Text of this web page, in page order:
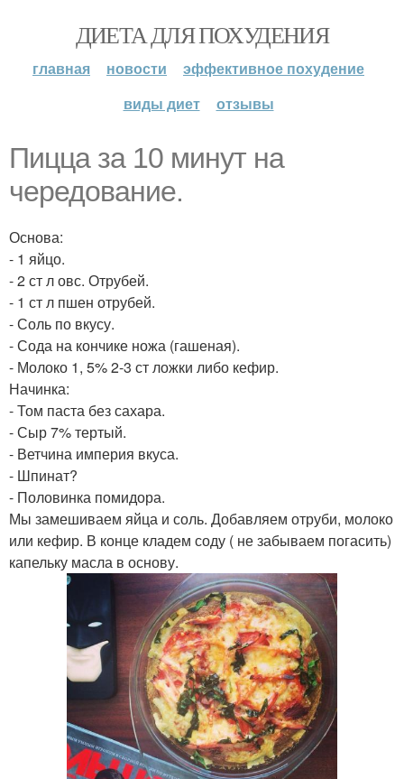
ДИЕТА ДЛЯ ПОХУДЕНИЯ
главная новости
эффективное похудение
виды диет
отзывы
Пицца за 10 минут на
чередование.
Основа:
- 1 яйцо.
- 2 ст л овс. Отрубей.
- 1 ст л пшен отрубей.
- Соль по вкусу.
- Сода на кончике ножа (гашеная).
- Молоко 1, 5% 2-3 ст ложки либо кефир.
Начинка:
- Том паста без сахара.
- Сыр 7% тертый.
- Ветчина империя вкуса.
- Шпинат?
- Половинка помидора.
Мы замешиваем яйца и соль. Добавляем отруби, молоко
или кефир. В конце кладем соду ( не забываем погасить)
капельку масла в основу.